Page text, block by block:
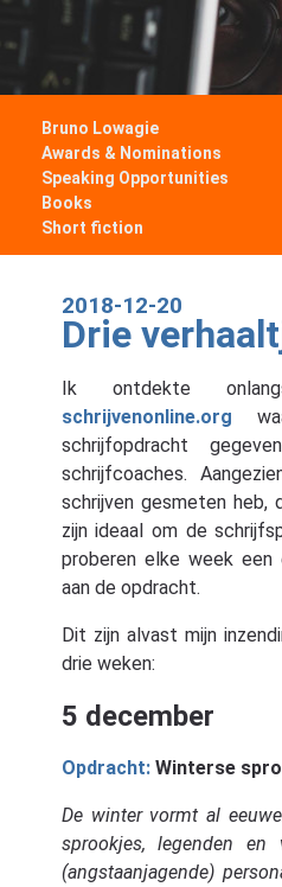
Bruno Lowagie
Awards & Nominations
Speaking Opportunities
Books
Short fiction
2018-12-20
Drie
Ik ontdekte
schrijvenonline.org
schrijfopdracht
schrijfcoaches.
schrijven gesmeten heb,
zijn ideaal om de
proberen elke week een
aan de opdracht.
Dit zijn alvast mijn
drie weken:
5 december
Opdracht:Winterse
De winter vormt al
sprookjes, legenden
(angstaanjagende)